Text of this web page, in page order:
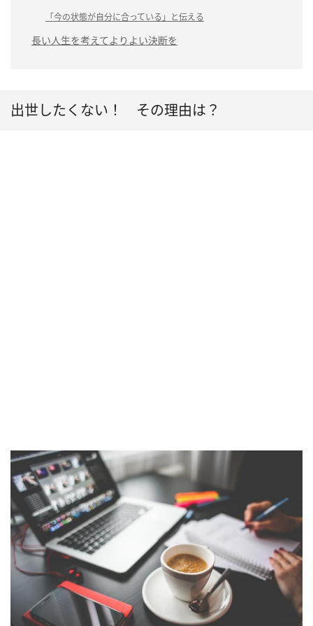
「今の状態が自分に合っている」と伝える
長い人生を考えてよりよい決断を
出世したくない！ その理由は？